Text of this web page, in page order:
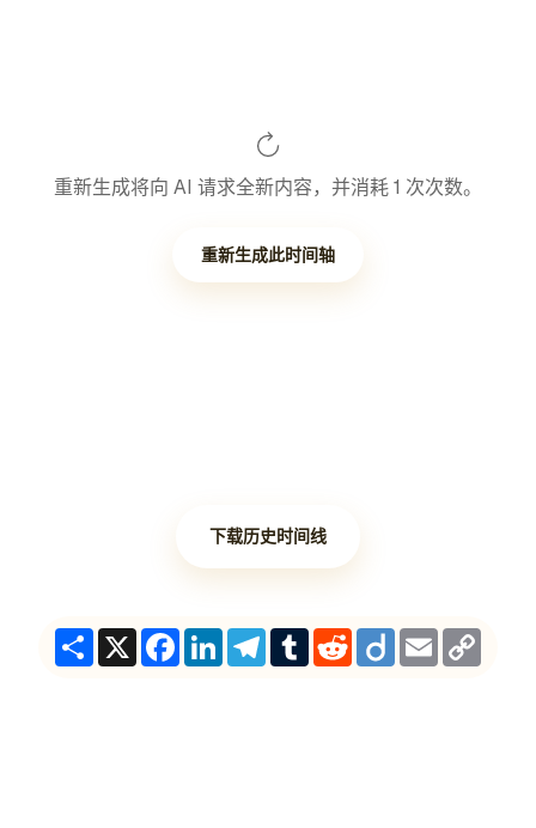
重新生成将向 AI 请求全新内容，并消耗 1 次次数。
重新生成此时间轴
下载历史时间线
ShareX Facebook
LinkedInTelegram
TumblrRedditDiigoEmail